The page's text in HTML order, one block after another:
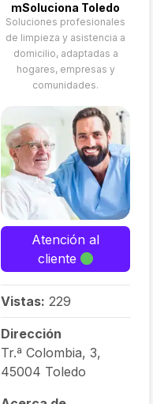
mSoluciona Toledo
Soluciones profesionales
de limpieza y asistencia a
domicilio, adaptadas a
hogares, empresas y
comunidades.
Atención al
cliente
Vistas: 229
Dirección
Tr.ª Colombia, 3,
45004 Toledo